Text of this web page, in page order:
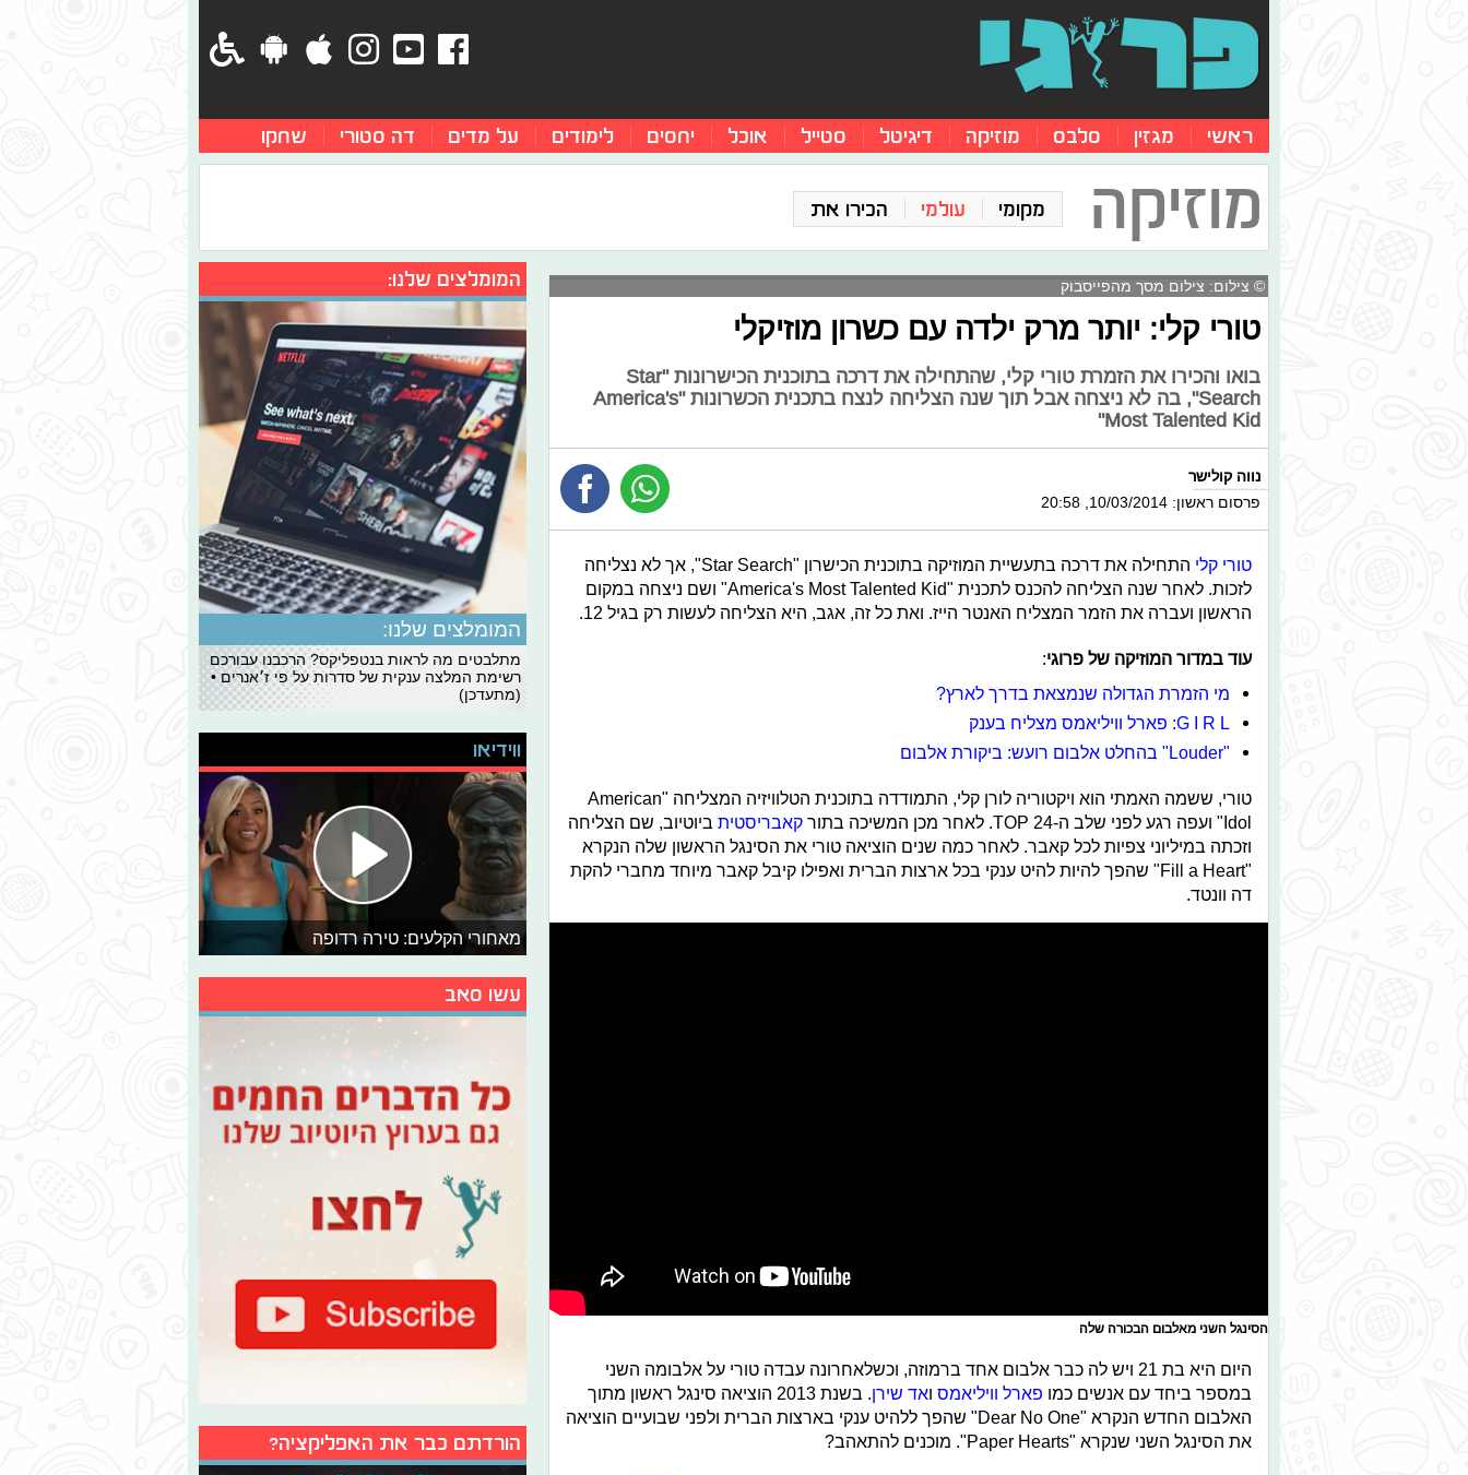
ראשי מגזין סלבס מוזיקה דיגיטל סטייל אוכל יחסים לימודים על מדים דה סטורי שחקו
מוזיקה מקומי עולמי הכירו את
© צילום: צילום מסך מהפייסבוק
טורי קלי: יותר מרק ילדה עם כשרון מוזיקלי
בואו והכירו את הזמרת טורי קלי, שהתחילה את דרכה בתוכנית הכישרונות "Star
Search", בה לא ניצחה אבל תוך שנה הצליחה לנצח בתכנית הכשרונות "America's
Most Talented Kid"
נווה קולישר
פרסום ראשון: 10/03/2014, 20:58
טורי קלי
התחילה את דרכה בתעשיית המוזיקה בתוכנית הכישרון "Star Search", אך לא נצליחה
לזכות. לאחר שנה הצליחה להכנס לתכנית "America's Most Talented Kid" ושם ניצחה במקום
הראשון ועברה את הזמר המצליח האנטר הייז. ואת כל זה, אגב, היא הצליחה לעשות רק בגיל 12.
עוד במדור המוזיקה של פרוגי:
מי הזמרת הגדולה שנמצאת בדרך לארץ?
G I R L: פארל וויליאמס מצליח בענק
"Louder" בהחלט אלבום רועש: ביקורת אלבום
טורי, ששמה האמתי הוא ויקטוריה לורן קלי, התמודדה בתוכנית הטלוויזיה המצליחה "American
Idol" ועפה רגע לפני שלב ה-TOP 24. לאחר מכן המשיכה בתור
קאבריסטית ביוטיוב, שם הצליחה
וזכתה במיליוני צפיות לכל קאבר. לאחר כמה שנים הוציאה טורי את הסינגל הראשון שלה הנקרא
"Fill a Heart" שהפך להיות להיט ענקי בכל ארצות הברית ואפילו קיבל קאבר מיוחד מחברי להקת
דה וונטד.
הסינגל השני מאלבום הבכורה שלה
היום היא בת 21 ויש לה כבר אלבום אחד ברמוזה, וכשלאחרונה עבדה טורי על אלבומה השני
במספר ביחד עם אנשים כמו פארל וויליאמס ואד שירן
. בשנת 2013 הוציאה סינגל ראשון מתוך
האלבום החדש הנקרא "Dear No One" שהפך ללהיט ענקי בארצות הברית ולפני שבועיים הוציאה
את הסינגל השני שנקרא "Paper Hearts". מוכנים להתאהב?
המומלצים שלנו:
המומלצים שלנו:
מתלבטים מה לראות בנטפליקס? הרכבנו עבורכם
רשימת המלצה ענקית של סדרות על פי ז׳אנרים •
(מתעדכן)
ווידיאו
מאחורי הקלעים: טירה רדופה
עשו סאב
הורדתם כבר את האפליקציה?